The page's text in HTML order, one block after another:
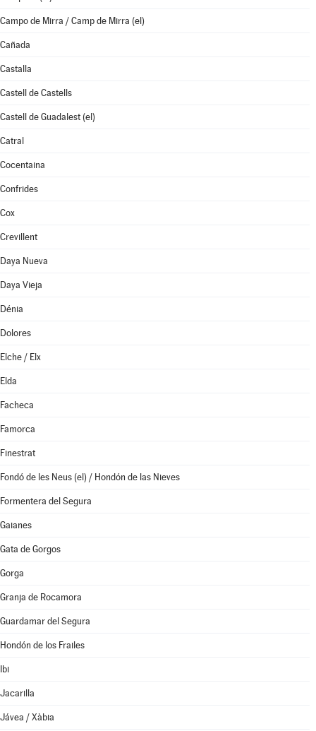
Campo de Mirra / Camp de Mirra (el)
Cañada
Castalla
Castell de Castells
Castell de Guadalest (el)
Catral
Cocentaina
Confrides
Cox
Crevillent
Daya Nueva
Daya Vieja
Dénia
Dolores
Elche / Elx
Elda
Facheca
Famorca
Finestrat
Fondó de les Neus (el) / Hondón de las Nieves
Formentera del Segura
Gaianes
Gata de Gorgos
Gorga
Granja de Rocamora
Guardamar del Segura
Hondón de los Frailes
Ibi
Jacarilla
Jávea / Xàbia